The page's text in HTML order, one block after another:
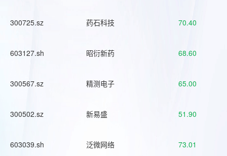
300725.sz 药石科技 70.40
603127.sh 昭衍新药 68.60
300567.sz 精测电子 65.00
300502.sz 新易盛 51.90
603039.sh 泛微网络 73.01